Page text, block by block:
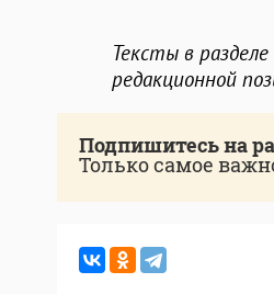
Тексты в
редакционной
Подпишитесь на
Только самое